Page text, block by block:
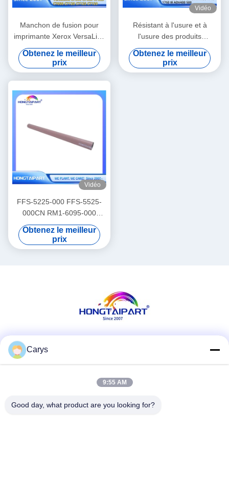
Manchon de fusion pour
imprimante Xerox VersaLink
C7000 C7020 C7025 C7030
C7120 C7125 C7130 B7025
B7030 B7035 B7125 B7130
B7135 SC2020 SC2022
Pièces de rechange de
courroie de fusion
Obtenez le meilleur
prix
Vidéo
Résistant à l'usure et à
l'usure des produits
chimiques
Obtenez le meilleur
prix
Vidéo
FFS-5225-000 FFS-5525-
000CN RM1-6095-000
Manche de film de fusible
pour H P 5225 CP5225 5525
M750 M775 M855 M880z
Obtenez le meilleur
prix
Carys
9:55 AM
Good day, what product are you looking for?